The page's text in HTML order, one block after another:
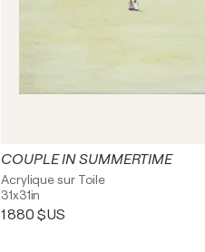
COUPLE IN SUMMERTIME
Acrylique sur Toile
31x31in
1 880 $US